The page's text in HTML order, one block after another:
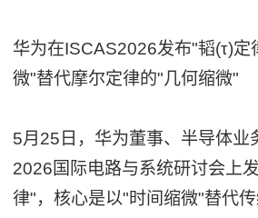
华为在ISCAS2026发布"韬(τ)定
微"替代摩尔定律的"几何缩微"
5月25日，华为董事、半导体业
2026国际电路与系统研讨会上
律"，核心是以"时间缩微"替代